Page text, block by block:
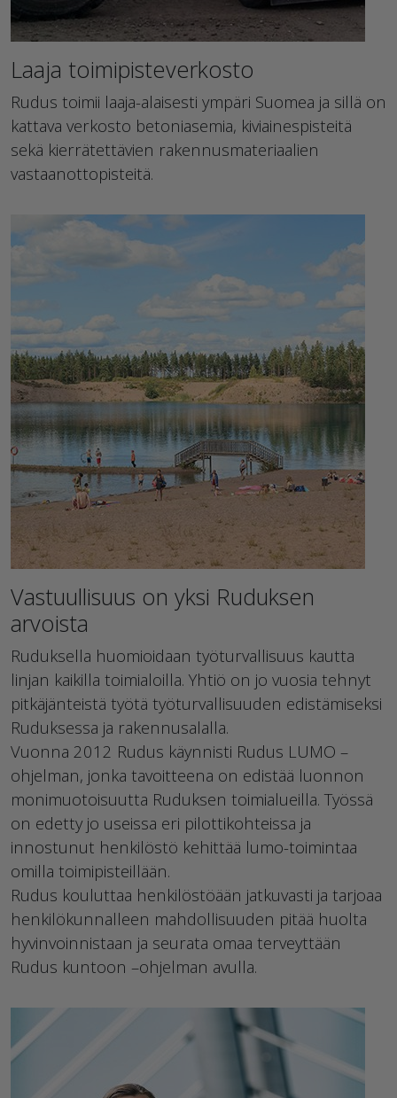
Laaja toimipisteverkosto
Rudus toimii laaja-alaisesti ympäri Suomea ja sillä on
kattava verkosto betoniasemia, kiviainespisteitä
sekä kierrätettävien rakennusmateriaalien
vastaanottopisteitä.
Vastuullisuus on yksi Ruduksen
arvoista
Ruduksella huomioidaan työturvallisuus kautta
linjan kaikilla toimialoilla. Yhtiö on jo vuosia tehnyt
pitkäjänteistä työtä työturvallisuuden edistämiseksi
Ruduksessa ja rakennusalalla.
Vuonna 2012 Rudus käynnisti Rudus LUMO –
ohjelman, jonka tavoitteena on edistää luonnon
monimuotoisuutta Ruduksen toimialueilla. Työssä
on edetty jo useissa eri pilottikohteissa ja
innostunut henkilöstö kehittää lumo-toimintaa
omilla toimipisteillään.
Rudus kouluttaa henkilöstöään jatkuvasti ja tarjoaa
henkilökunnalleen mahdollisuuden pitää huolta
hyvinvoinnistaan ja seurata omaa terveyttään
Rudus kuntoon –ohjelman avulla.